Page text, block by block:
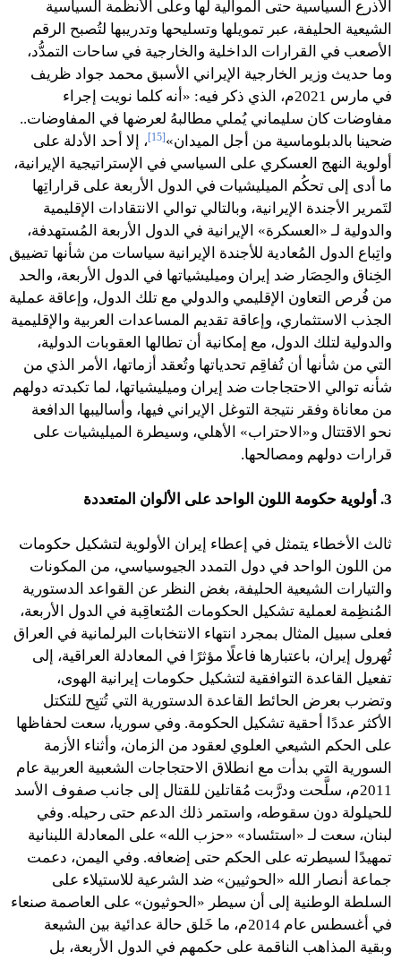
الأذرع السياسية حتى الموالية لها وعلى الأنظمة السياسية
الشيعية الحليفة، عبر تمويلها وتسليحها وتدريبها لتُصبح الرقم
الأصعب في القرارات الداخلية والخارجية في ساحات التمدُّد،
وما حديث وزير الخارجية الإيراني الأسبق محمد جواد ظريف
في مارس 2021م، الذي ذكر فيه: «أنه كلما نويت إجراء
مفاوضات كان سليماني يُملي مطالبهُ لعرضها في المفاوضات..
ضحينا بالدبلوماسية من أجل الميدان»[15]
، إلا أحد الأدلة على
أولوية النهج العسكري على السياسي في الإستراتيجية الإيرانية،
ما أدى إلى تحكُم الميليشيات في الدول الأربعة على قراراتِها
لتَمرير الأجندة الإيرانية، وبالتالي توالي الانتقادات الإقليمية
والدولية لـ «العسكرة» الإيرانية في الدول الأربعة المُستهدفة،
واتِباع الدول المُعادية للأجندة الإيرانية سياسات من شأنها تضييق
الخِناق والحِصَار ضد إيران وميليشياتها في الدول الأربعة، والحد
من فُرص التعاون الإقليمي والدولي مع تلك الدول، وإعاقة عملية
الجذب الاستثماري، وإعاقة تقديم المساعدات العربية والإقليمية
والدولية لتلك الدول، مع إمكانية أن تطالها العقوبات الدولية،
التي من شأنها أن تُفاقِم تحدياتها وتُعقد أزماتها، الأمر الذي من
شأنه توالي الاحتجاجات ضد إيران وميليشياتها، لما تكبدته دولهم
من معاناة وفقر نتيجة التوغل الإيراني فيها، وأساليبها الدافعة
نحو الاقتتال و«الاحتراب» الأهلي، وسيطرة الميليشيات على
قرارات دولهم ومصالحها.
3. أولوية حكومة اللون الواحد على الألوان المتعددة
ثالث الأخطاء يتمثل في إعطاء إيران الأولوية لتشكيل حكومات
من اللون الواحد في دول التمدد الجيوسياسي، من المكونات
والتيارات الشيعية الحليفة، بغض النظر عن القواعد الدستورية
المُنظِمة لعملية تشكيل الحكومات المُتعاقِبة في الدول الأربعة،
فعلى سبيل المثال بمجرد انتهاء الانتخابات البرلمانية في العراق
تُهرول إيران، باعتبارها فاعلًا مؤثرًا في المعادلة العراقية، إلى
تفعيل القاعدة التوافقية لتشكيل حكومات إيرانية الهوى،
وتضرب بعرض الحائط القاعدة الدستورية التي تُتيِح للتكتل
الأكثر عددًا أحقية تشكيل الحكومة. وفي سوريا، سعت لحفاظها
على الحكم الشيعي العلوي لعقود من الزمان، وأثناء الأزمة
السورية التي بدأت مع انطلاق الاحتجاجات الشعبية العربية عام
2011م، سلَّحت ودرَّبت مُقاتلين للقتال إلى جانب صفوف الأسد
للحيلولة دون سقوطه، واستمر ذلك الدعم حتى رحيله. وفي
لبنان، سعت لـ «استئساد» «حزب الله» على المعادلة اللبنانية
تمهيدًا لسيطرته على الحكم حتى إضعافه. وفي اليمن، دعمت
جماعة أنصار الله «الحوثيين» ضد الشرعية للاستيلاء على
السلطة الوطنية إلى أن سيطر «الحوثيون» على العاصمة صنعاء
في أغسطس عام 2014م، ما خَلق حالة عدائية بين الشيعة
وبقية المذاهب الناقمة على حكمهم في الدول الأربعة، بل